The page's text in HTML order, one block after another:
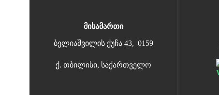
მისამართი
ბელიაშვილის ქუჩა 43, 0159
ქ. თბილისი, საქართველო